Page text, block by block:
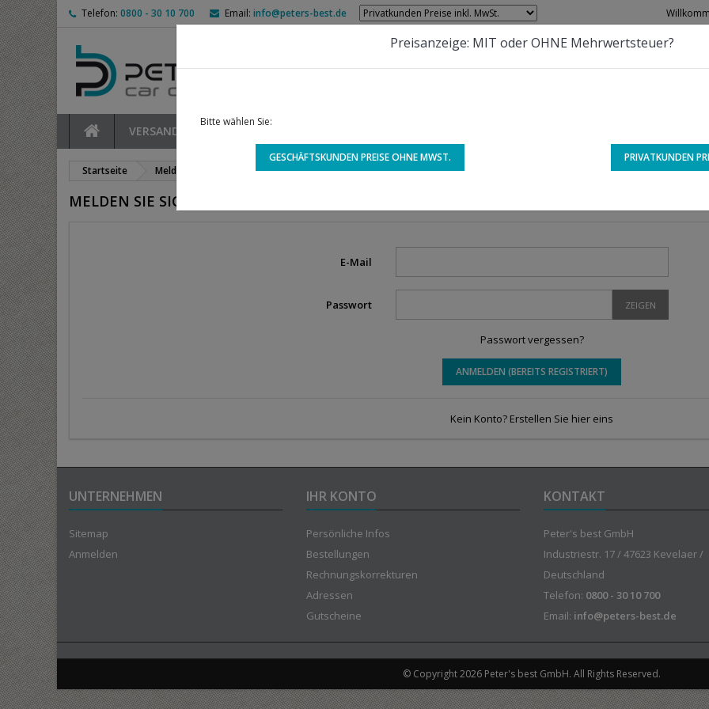
Telefon: 0800 - 30 10 700 Email: info@peters-best.de
Preisanzeige: MIT oder OHNE Mehrwertsteuer?
Bitte wählen Sie:
GESCHÄFTSKUNDEN PREISE OHNE MWST. PRIVATKUNDEN

VERSAND
Startseite Melden Sie sich bei Ihrem Konto an
MELDEN SIE SICH BEI IHREM KONTO AN
E-Mail
Passwort ZEIGEN
Passwort vergessen?
ANMELDEN (BEREITS REGISTRIERT)
Kein Konto? Erstellen Sie hier eins
UNTERNEHMEN
Sitemap
Anmelden
IHR KONTO
Persönliche Infos
Bestellungen
Rechnungskorrekturen
Adressen
Gutscheine
KONTAKT
Peter's best GmbH
Industriestr. 17 / 47623 Kevelaer /
Deutschland
Telefon: 0800 - 30 10 700
Email: info@peters-best.de
© Copyright 2026 Peter's best GmbH. All Rights Reserved.